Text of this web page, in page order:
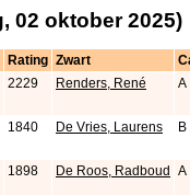
02 oktober 2025)
Rating Zwart
2229 Renders, René A
1840 De Vries, Laurens B
1898 De Roos, Radboud A